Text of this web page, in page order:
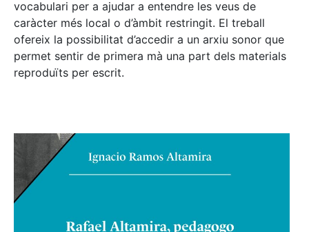
vocabulari per a ajudar a entendre les veus de
caràcter més local o d’àmbit restringit. El treball
ofereix la possibilitat d’accedir a un arxiu sonor que
permet sentir de primera mà una part dels materials
reproduïts per escrit.